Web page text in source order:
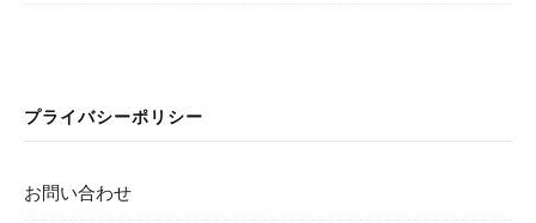
プライバシーポリシー
お問い合わせ